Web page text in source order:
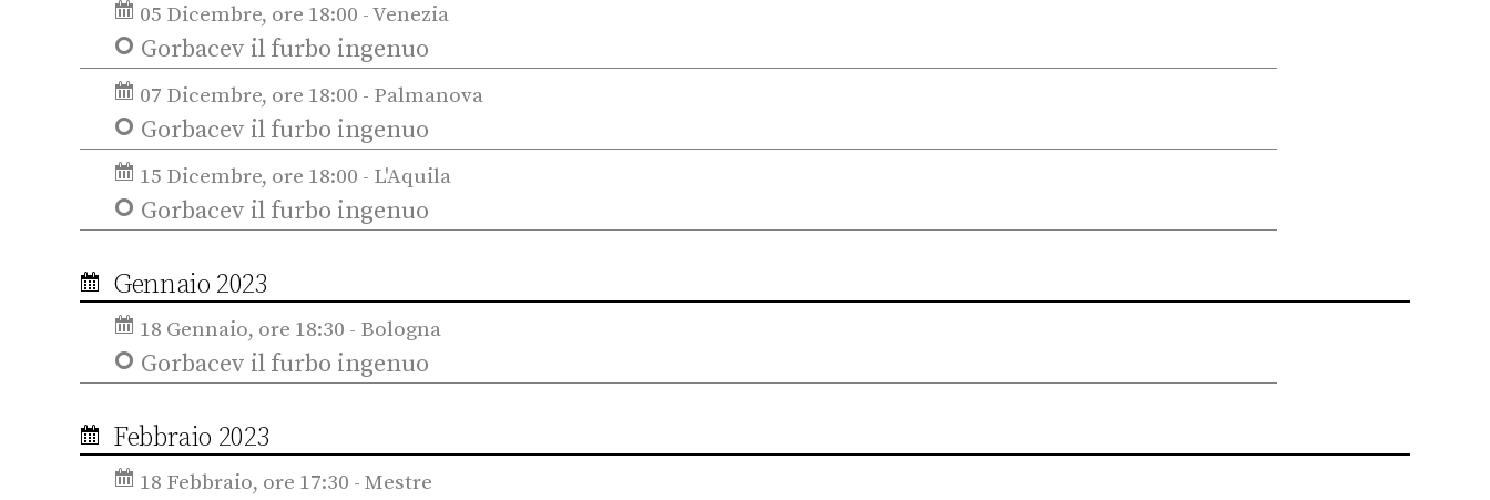
05 Dicembre, ore 18:00 - Venezia
Gorbacev il furbo ingenuo
07 Dicembre, ore 18:00 - Palmanova
Gorbacev il furbo ingenuo
15 Dicembre, ore 18:00 - L'Aquila
Gorbacev il furbo ingenuo
Gennaio 2023
18 Gennaio, ore 18:30 - Bologna
Gorbacev il furbo ingenuo
Febbraio 2023
18 Febbraio, ore 17:30 - Mestre